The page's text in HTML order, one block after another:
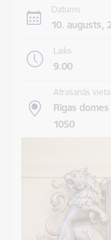
Datums
10. augusts,
Laiks
9.00
Atrašanās vieta
Rīgas
1050